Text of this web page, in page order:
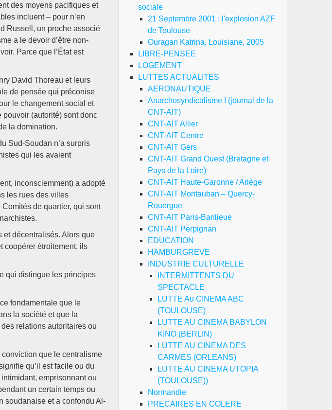
des moyens pacifiques et
incluent – pour n’en
Russell, un proche associé
a le devoir d’être non-
Parce que l’État est
David Thoreau et leurs
de pensée qui préconise
le changement social et
pouvoir (autorité) sont donc
la domination.
Sud-Soudan n’a surpris
qui les avaient
inconsciemment) a adopté
les rues des villes
de quartier, qui sont
et décentralisés. Alors que
coopérer étroitement, ils
qui distingue les principes
fondamentale que le
la société et que la
relations autoritaires ou
que le centralisme
qu’il est facile ou du
emprisonnant ou
un certain temps ou
soudanaise et a confondu Al-
sociale
21 Septembre 2001 : l'explosion AZF
de Toulouse
Ouragan Katrina, Louisiane, 2005
LIBRE-PENSEE
LOGEMENT
LUTTES ACTUALITES
AERONAUTIQUE
Anarchosyndicalisme ! (journal de la
CNT-AIT)
CNT-AIT Allier
CNT-AIT Centre
CNT-AIT Gers
CNT-AIT Grand Ouest (Bretagne et
Pays de la Loire)
CNT-AIT Haute-Garonne / Ariège
CNT-AIT Montauban – Quercy-
Rouergue
CNT-AIT Paris-Banlieue
CNT-AIT Perpignan
EDUCATION
HAMBURGREVE
INDUSTRIE CULTURELLE
INTERMITTENTS DU
SPECTACLE
LUTTE Au CINEMA ABC
(TOULOUSE)
LUTTE AU CINEMA BABYLON
KINO (BERLIN)
LUTTE AU CINEMA DES
CARMES (ORLEANS)
LUTTE AU CINEMA UTOPIA
(TOULOUSE))
Normandie
PRECAIRES EN COLERE